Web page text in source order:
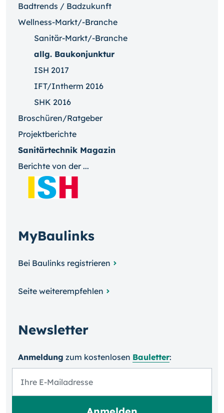
Badtrends / Badzukunft
Wellness-Markt/-Branche
Sanitär-Markt/-Branche
allg. Baukonjunktur
ISH 2017
IFT/Intherm 2016
SHK 2016
Broschüren/Ratgeber
Projektberichte
Sanitärtechnik Magazin
Berichte von der ...
MyBaulinks
Bei Baulinks registrieren
Seite weiterempfehlen
Newsletter
Anmeldung zum kosten­losen Bauletter: